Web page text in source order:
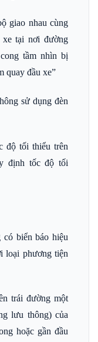
giao nhau cùng
tại nơi đường
tầm nhìn bị
quay đầu xe”
sử dụng đèn
độ tối thiểu trên
định tốc độ tối
biển báo hiệu
loại phương tiện
trái đường một
lưu thông) của
hoặc gần đầu